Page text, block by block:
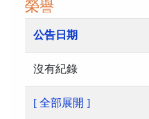
榮譽
公告日期
沒有紀錄
[ 全部展開 ]